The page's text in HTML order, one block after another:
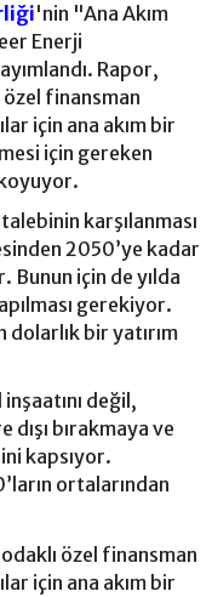
'nin "Ana Akım
Enerji
Rapor,
finansman
için ana akım bir
için gereken
karşılanması
2050’ye kadar
Bunun için de yılda
gerekiyor.
bir yatırım
değil,
bırakmaya ve
kapsıyor.
ortalarından
özel finansman
için ana akım bir